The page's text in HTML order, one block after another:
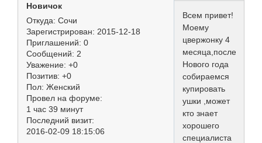
Новичок
Откуда: Сочи
Зарегистрирован: 2015-12-18
Приглашений: 0
Сообщений: 2
Уважение: +0
Позитив: +0
Пол: Женский
Провел на форуме:
1 час 39 минут
Последний визит:
2016-02-09 18:15:06
Всем привет!
Моему
цвержонку 4
месяца,после
Нового года
собираемся
купировать
ушки ,может
кто знает
хорошего
специалиста